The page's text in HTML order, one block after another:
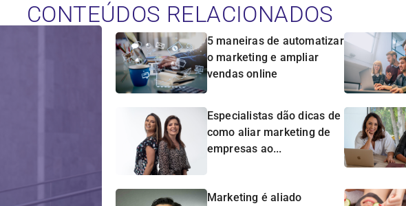
CONTEÚDOS RELACIONADOS
5 maneiras de automatizar
o marketing e ampliar
vendas online
Especialistas dão dicas de
como aliar marketing de
empresas ao...
Marketing é aliado